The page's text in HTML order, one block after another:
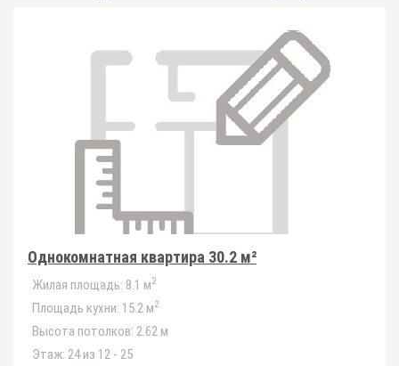
Однокомнатная квартира 30.2 м²
Жилая площадь: 8.1 м2
Площадь кухни: 15.2 м2
Высота потолков: 2.62 м
Этаж: 24 из 12 - 25